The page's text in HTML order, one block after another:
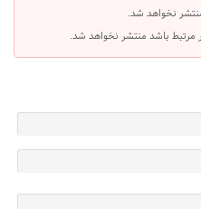
نخواهد شد.
مرتبط باشد منتشر نخواهد شد.